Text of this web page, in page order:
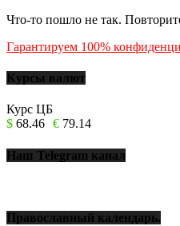
Что-то пошло не так.
Гарантируем 100%
Курсы валют
Курс ЦБ
$ 68.46 € 79.14
Наш Telegram канал
Православный календарь.